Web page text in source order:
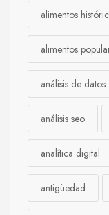
alimentos
alimentos
análisis de datos
análisis seo
analítica digital
antigüedad